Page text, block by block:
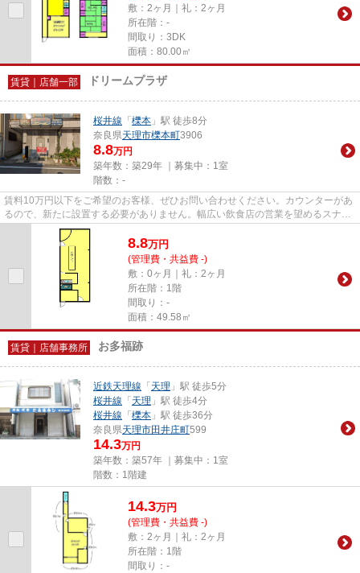
敷：2ヶ月｜礼：2ヶ月
所在階：-
間取り：3DK
面積：80.00㎡
賃貸｜店舗一部 ドリームプラザ
桜井線 「 櫟本 」駅 徒歩8分
奈良県天理市櫟本町3906
8.8万円
築年数：築29年 ｜募集中： 1室
階数：-
賃料10万円以下をご希望のお客様、ぜひお問い合わせください。カウンターがあ
るので、新たに設置する必要がありません。幅広い飲食店の営業を望めるスナッ
ク・バー向けのおすすめ賃貸...
8.8万円
(管理費・共益費 -)
敷：0ヶ月｜礼：2ヶ月
所在階：1階
間取り：-
面積：49.58㎡
賃貸｜店舗事務所 お多福跡
近鉄天理線 「 天理 」駅 徒歩5分
桜井線 「 天理 」駅 徒歩4分
桜井線 「 櫟本 」駅 徒歩36分
奈良県天理市田井庄町599
14.3万円
築年数：築57年 ｜募集中： 1室
階数：1階建
14.3万円
(管理費・共益費 -)
敷：2ヶ月｜礼：2ヶ月
所在階：1階
間取り：-